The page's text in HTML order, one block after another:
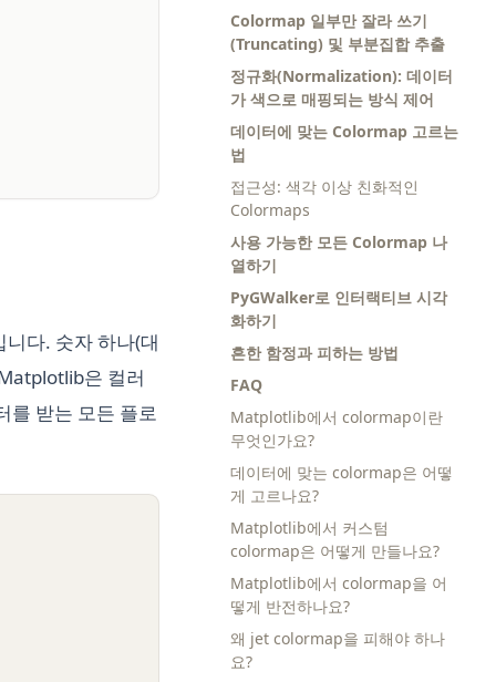
Colormap 일부만 잘라 쓰기
(Truncating) 및 부분집합 추출
정규화(Normalization): 데이터
가 색으로 매핑되는 방식 제어
데이터에 맞는 Colormap 고르는
법
접근성: 색각 이상 친화적인
Colormaps
사용 가능한 모든 Colormap 나
열하기
PyGWalker로 인터랙티브 시각
화하기
흔한 함정과 피하는 방법
FAQ
Matplotlib에서 colormap이란
무엇인가요?
데이터에 맞는 colormap은 어떻
게 고르나요?
Matplotlib에서 커스텀
colormap은 어떻게 만들나요?
Matplotlib에서 colormap을 어
떻게 반전하나요?
왜 jet colormap을 피해야 하나
요?
다. 숫자 하나(대
은 컬러
를 받는 모든 플로